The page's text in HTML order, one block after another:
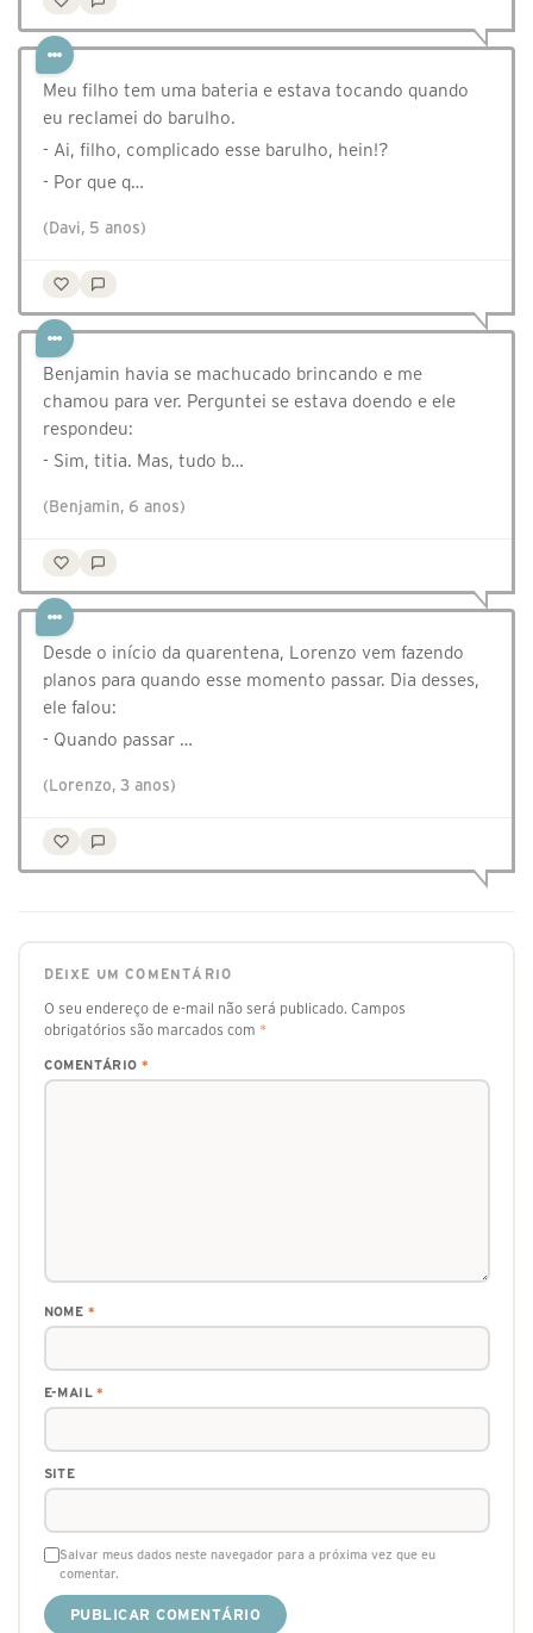
Meu filho tem uma bateria e estava tocando quando
eu reclamei do barulho.
- Ai, filho, complicado esse barulho, hein!?
- Por que q…
(Davi, 5 anos)
Benjamin havia se machucado brincando e me
chamou para ver. Perguntei se estava doendo e ele
respondeu:⠀
- Sim, titia. Mas, tudo b…
(Benjamin, 6 anos)
Desde o início da quarentena, Lorenzo vem fazendo
planos para quando esse momento passar. Dia desses,
ele falou:
- Quando passar …
(Lorenzo, 3 anos)
DEIXE UM COMENTÁRIO
O seu endereço de e-mail não será publicado. Campos
obrigatórios são marcados com *
COMENTÁRIO *
NOME *
E-MAIL*
SITE
Salvar meus dados neste navegador para a próxima vez que eu
comentar.